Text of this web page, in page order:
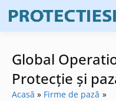
content
Global
Protecție și
Acasă
Firme de pază